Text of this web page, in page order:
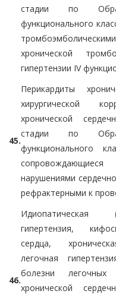
стадии по
функционального
хронической
гипертензии IV
45.
Перикардиты
хирургической
хронической
стадии по
функционального
нарушениями
рефрактерными к
46.
Идиопатическая
гипертензия,
сердца,
легочная
болезни
хронической